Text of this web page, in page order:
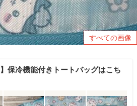
すべての画像
】保冷機能付きトートバッグはこち